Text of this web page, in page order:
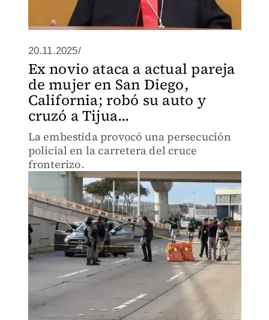
20.11.2025/
Ex novio ataca a actual pareja
de mujer en San Diego,
California; robó su auto y
cruzó a Tijua...
La embestida provocó una persecución
policial en la carretera del cruce
fronterizo.